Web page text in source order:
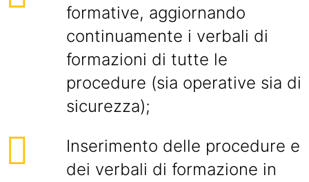
formative, aggiornando
continuamente i verbali di
formazioni di tutte le
procedure (sia operative sia di
sicurezza);
Inserimento delle procedure e
dei verbali di formazione in